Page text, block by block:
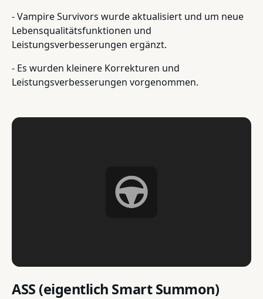
- Vampire Survivors wurde aktualisiert und um neue
Lebensqualitätsfunktionen und
Leistungsverbesserungen ergänzt.
- Es wurden kleinere Korrekturen und
Leistungsverbesserungen vorgenommen.
ASS (eigentlich Smart Summon)